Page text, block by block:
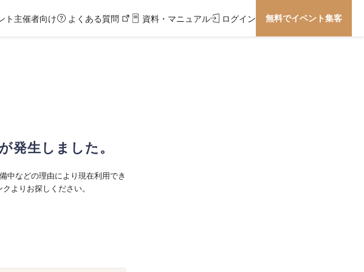
ト主催者向け よくある質問 資料・マニュアル ログイン 無料でイベント集客
発生しました。
中などの理由により現在利用でき
よりお探しください。